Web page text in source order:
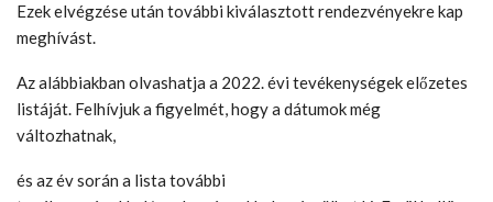
Ezek elvégzése után további kiválasztott rendezvényekre kap
meghívást.
Az alábbiakban olvashatja a 2022. évi tevékenységek előzetes
listáját. Felhívjuk a figyelmét, hogy a dátumok még
változhatnak,
és az év során a lista további